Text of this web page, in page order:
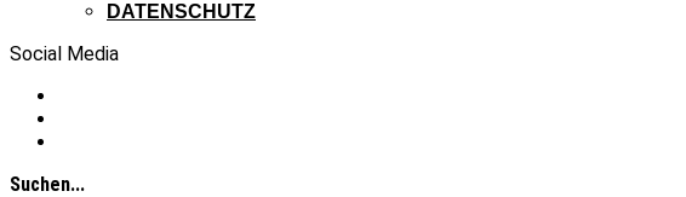
DATENSCHUTZ
Social Media
Suchen...